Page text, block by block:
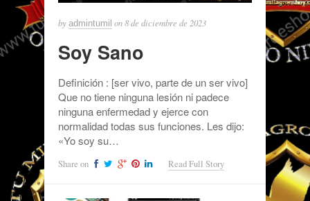
by admintumil on8 de diciembre de 2023
Soy Sano
Definición : [ser vivo, parte de un ser vivo]
Que no tiene ninguna lesión ni padece
ninguna enfermedad y ejerce con
normalidad todas sus funciones. Les dijo:
«Yo soy su…
Share on Read Full Story